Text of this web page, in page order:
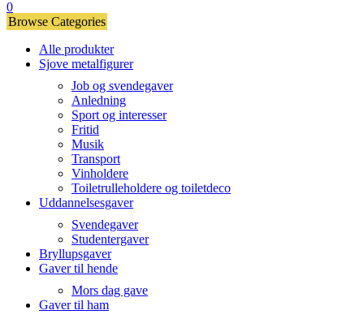
0
Browse Categories
Alle produkter
Sjove metalfigurer
Job og svendegaver
Anledning
Sport og interesser
Fritid
Musik
Transport
Vinholdere
Toiletrulleholdere og toiletdeco
Uddannelsesgaver
Svendegaver
Studentergaver
Bryllupsgaver
Gaver til hende
Mors dag gave
Gaver til ham